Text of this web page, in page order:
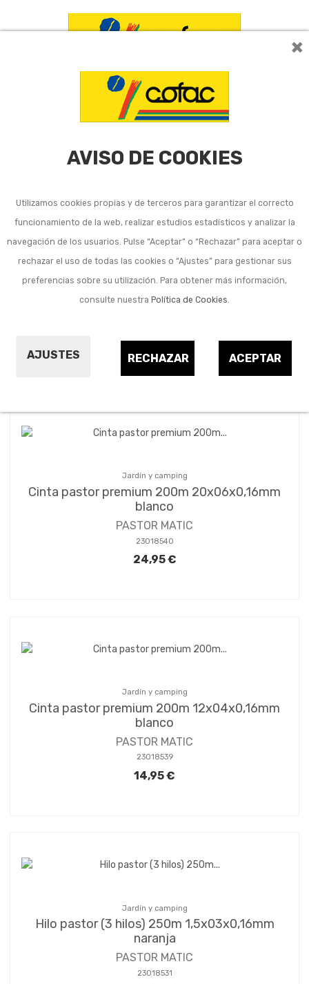
×
AVISO DE COOKIES
Utilizamos cookies propias y de terceros para garantizar el correcto
funcionamiento de la web, realizar estudios estadísticos y analizar la
navegación de los usuarios. Pulse “Aceptar” o “Rechazar” para aceptar o
rechazar el uso de todas las cookies o “Ajustes” para gestionar sus
preferencias sobre su utilización. Para obtener más información,
consulte nuestra Política de Cookies.
AJUSTES ACEPTAR
RECHAZAR
Listado de subcategorías en Ganaderia y agricultura:
Pastores eléctricos para ganadería
Ganaderia y agricultura
Ordenar por: 23
Jardín y camping
Cinta pastor premium 200m 20x06x0,16mm
blanco
PASTOR MATIC
23018540
24,95 €
Jardín y camping
Cinta pastor premium 200m 12x04x0,16mm
blanco
PASTOR MATIC
23018539
14,95 €
Jardín y camping
Hilo pastor (3 hilos) 250m 1,5x03x0,16mm
naranja
PASTOR MATIC
23018531